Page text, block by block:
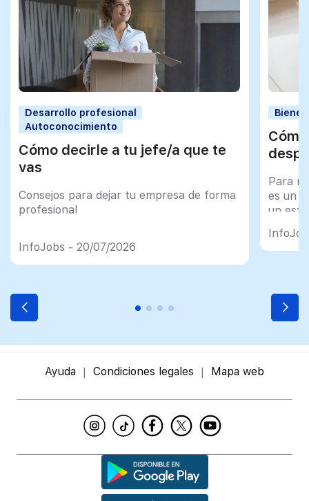
Desarrollo profesional
Autoconocimiento
Cómo decirle a tu jefe/a que te
vas
Consejos para dejar tu empresa de forma
profesional
InfoJobs - 20/07/2026
Para
es un
un
Ayuda Condiciones legales Mapa web